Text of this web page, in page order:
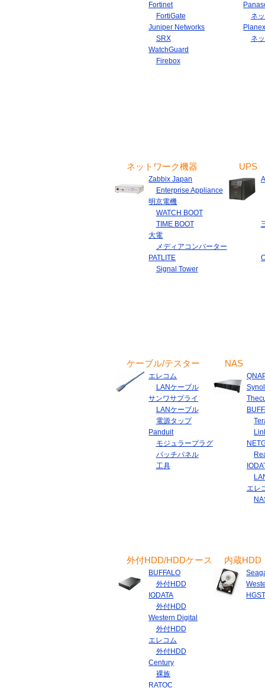
Fortinet
FortiGate
Juniper Networks
SRX
WatchGuard
Firebox
ネ
ネ
ネットワーク機器
Zabbix Japan
Enterprise Appliance
明京電機
WATCH BOOT
TIME BOOT
大電
メディアコンバーター
PATLITE
Signal Tower
UPS
ケーブル/テスター
エレコム
LANケーブル
サンワサプライ
LANケーブル
電源タップ
Panduit
モジュラープラグ
パッチパネル
工具
NAS
エレ
外付HDD/HDDケース
BUFFALO
外付HDD
IODATA
外付HDD
Western Digital
外付HDD
エレコム
外付HDD
Century
裸族
RATOC
内蔵HDD